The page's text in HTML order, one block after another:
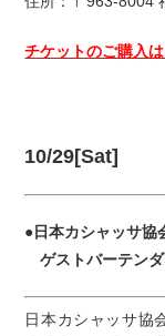
チケットのご購入
10/29[Sat]
●日本カシャッサ協
ゲストバーテン
日本カシャッサ協